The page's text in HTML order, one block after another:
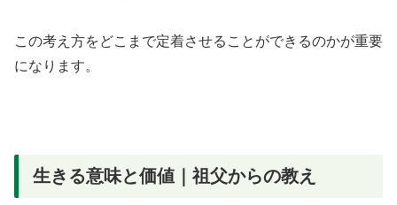
この考え方をどこまで定着させることができるのかが重要
になります。
生きる意味と価値｜祖父からの教え